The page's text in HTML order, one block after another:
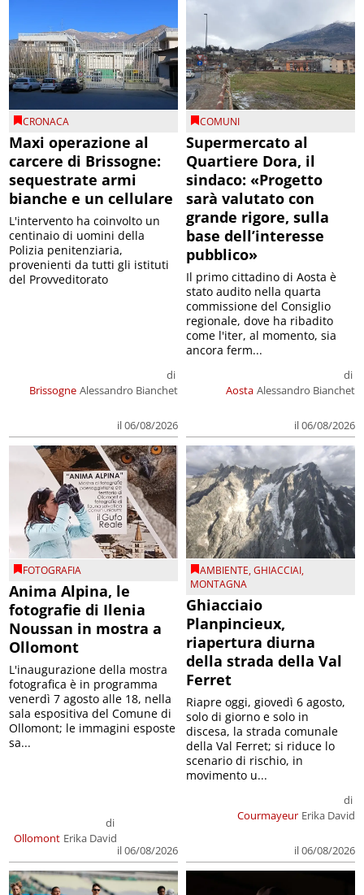
CRONACA
Maxi operazione al
carcere di Brissogne:
sequestrate armi
bianche e un cellulare
Brissogne
di
Alessandro Bianchet
il 06/08/2026
L'intervento ha coinvolto un
centinaio di uomini della
Polizia penitenziaria,
provenienti da tutti gli istituti
del Provveditorato
COMUNI
Supermercato al
Quartiere Dora, il
sindaco: «Progetto
sarà valutato con
grande rigore, sulla
base dell’interesse
pubblico»
Aosta
di
Alessandro Bianchet
il 06/08/2026
Il primo cittadino di Aosta è
stato audito nella quarta
commissione del Consiglio
regionale, dove ha ribadito
come l'iter, al momento, sia
ancora ferm...
FOTOGRAFIA
Anima Alpina, le
fotografie di Ilenia
Noussan in mostra a
Ollomont
Ollomont
di
Erika David
il 06/08/2026
L'inaugurazione della mostra
fotografica è in programma
venerdì 7 agosto alle 18, nella
sala espositiva del Comune di
Ollomont; le immagini esposte
sa...
AMBIENTE,GHIACCIAI,
MONTAGNA
Ghiacciaio
Planpincieux,
riapertura diurna
della strada della Val
Ferret
Courmayeur
di
Erika David
il 06/08/2026
Riapre oggi, giovedì 6 agosto,
solo di giorno e solo in
discesa, la strada comunale
della Val Ferret; si riduce lo
scenario di rischio, in
movimento u...